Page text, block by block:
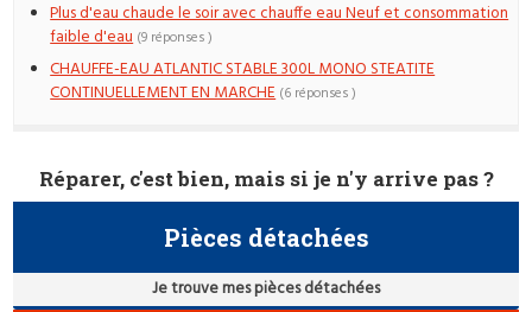
Plus d'eau chaude le soir avec chauffe eau Neuf et consommation
faible d'eau (9 réponses )
CHAUFFE-EAU ATLANTIC STABLE 300L MONO STEATITE
CONTINUELLEMENT EN MARCHE (6 réponses )
Réparer, c'est bien, mais si je n'y arrive pas ?
Pièces détachées
Je trouve mes pièces détachées